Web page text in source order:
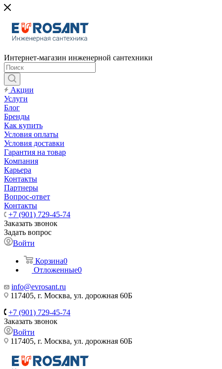
Интернет-магазин инженерной сантехники
Акции
Услуги
Блог
Бренды
Как купить
Условия оплаты
Условия доставки
Гарантия на товар
Компания
Карьера
Контакты
Партнеры
Вопрос-ответ
Контакты
+7 (901) 729-45-74
Заказать звонок
Задать вопрос
Войти
Корзина0
Отложенные0
info@evrosant.ru
117405, г. Москва, ул. дорожная 60Б
+7 (901) 729-45-74
Заказать звонок
Войти
117405, г. Москва, ул. дорожная 60Б